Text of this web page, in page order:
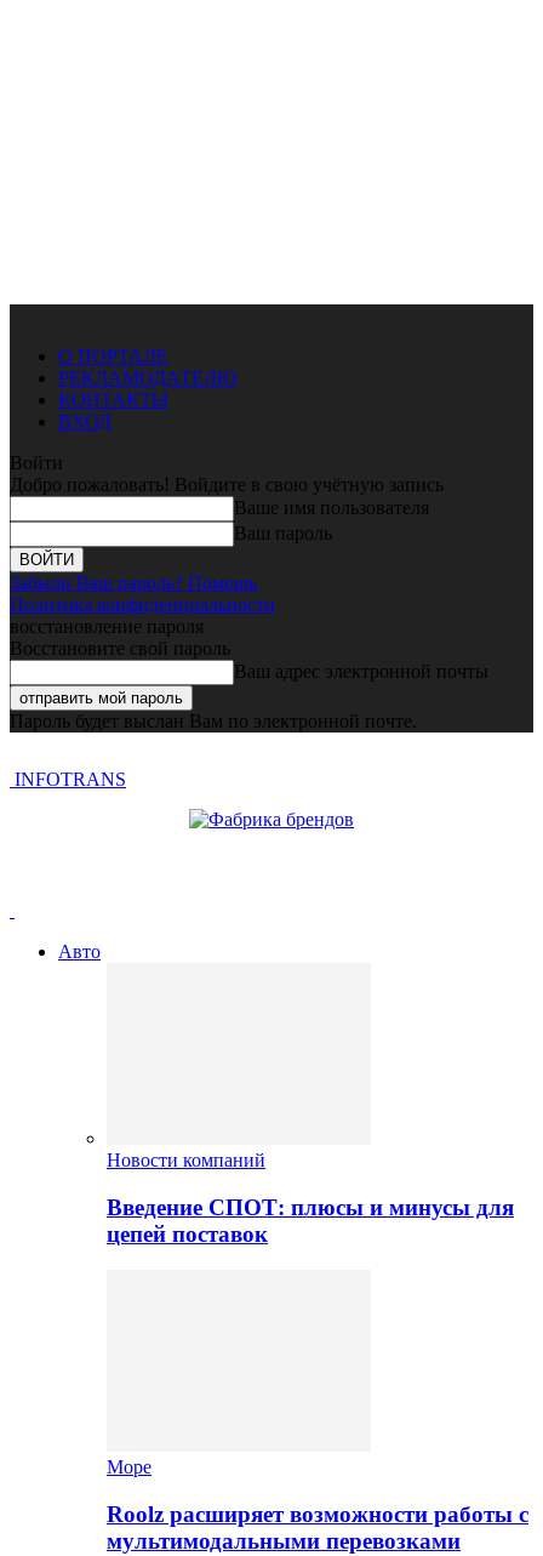
О ПОРТАЛЕ
РЕКЛАМОДАТЕЛЮ
КОНТАКТЫ
ВХОД
Войти
Добро пожаловать! Войдите в свою учётную запись
Ваше имя пользователя
Ваш пароль
Забыли Ваш пароль? Помощь
Политика конфиденциальности
восстановление пароля
Восстановите свой пароль
Ваш адрес электронной почты
Пароль будет выслан Вам по электронной почте.
INFOTRANS
Авто
Новости компаний
Введение СПОТ: плюсы и минусы для
цепей поставок
Море
Roolz расширяет возможности работы с
мультимодальными перевозками